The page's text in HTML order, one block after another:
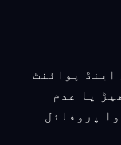
اینڈ پوائنٹ
یا عدم
پروفائل